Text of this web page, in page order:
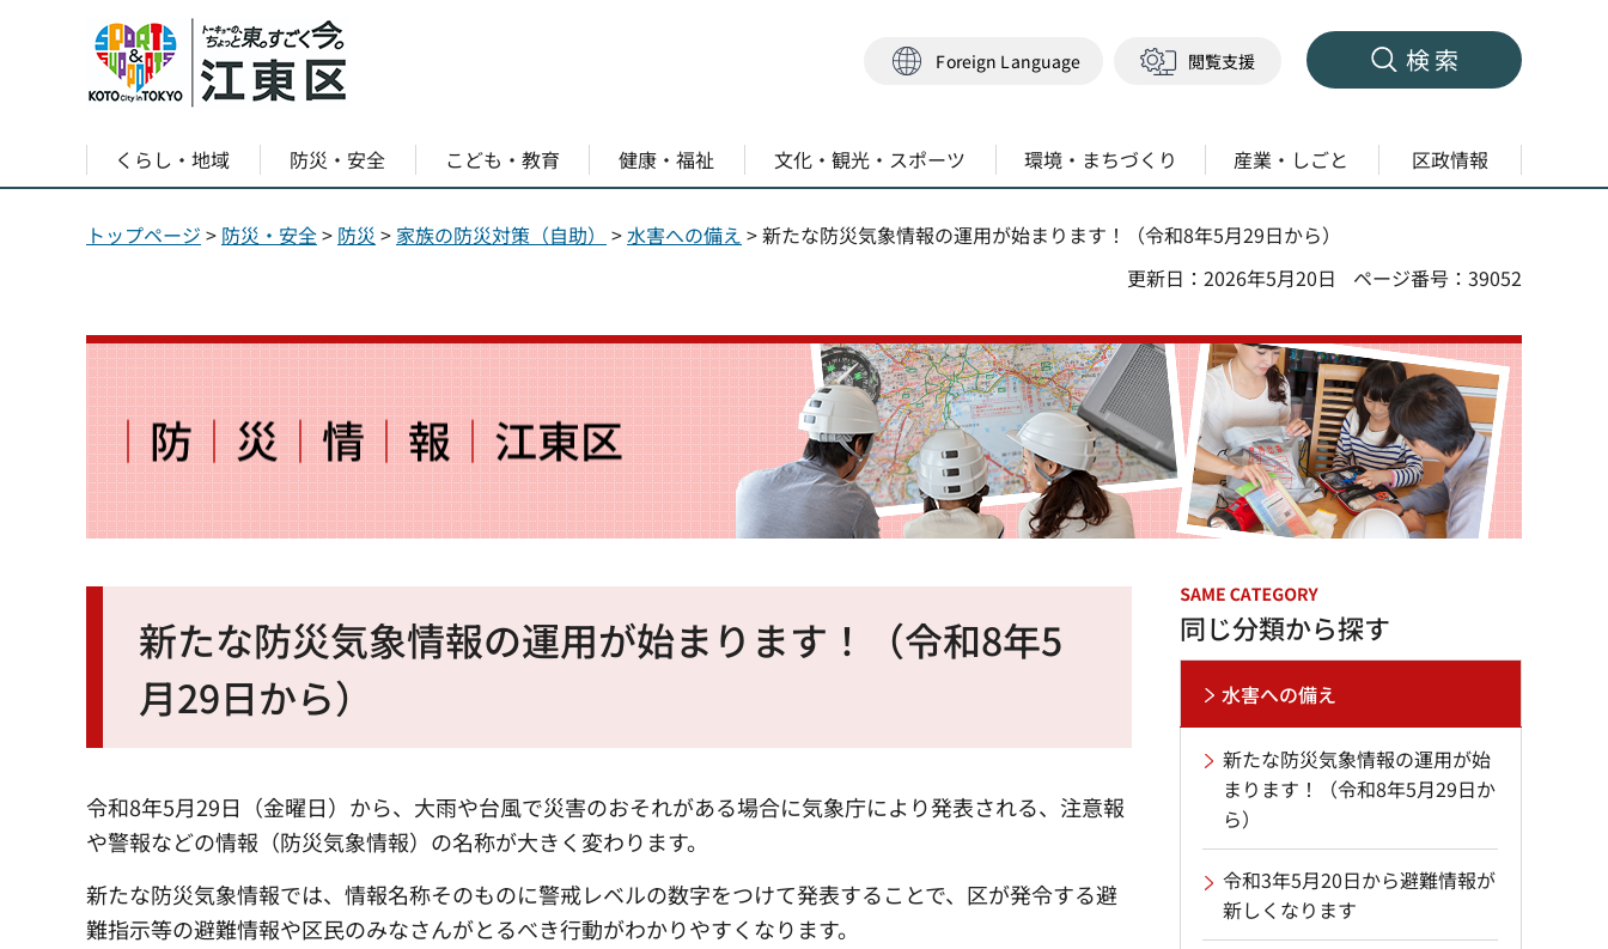
Foreign Language 閲覧支援 検索
くらし・地域 防災・安全 こども・教育 健康・福祉 文化・観光・スポーツ 環境・まちづくり 産業・しごと 区政情報
トップページ > 防災・安全> 防災 > 家族の防災対策（自助） >水害への備え > 新たな防災気象情報の運用が始まります！（令和8年5月29日から）
更新日：2026年5月20日
ページ番号：39052
新たな防災気象情報の運用が始まります！（令和8年5
月29日から）
令和8年5月29日（金曜日）から、大雨や台風で災害のおそれがある場合に気象庁により発表される、注意報
や警報などの情報（防災気象情報）の名称が大きく変わります。
新たな防災気象情報では、情報名称そのものに警戒レベルの数字をつけて発表することで、区が発令する避
難指示等の避難情報や区民のみなさんがとるべき行動がわかりやすくなります。
同じ分類から探す
水害への備え
新たな防災気象情報の運用が始
まります！（令和8年5月29日か
ら）
令和3年5月20日から避難情報が
新しくなります